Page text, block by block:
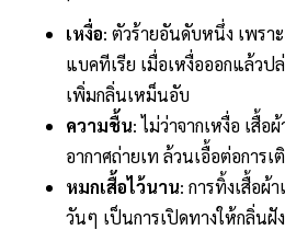
เหงื่อ: ตัวร้ายอันดับหนึ่ง เพรา
แบคทีเรีย เมื่อเหงื่อออกแล้วป
เพิ่มกลิ่นเหม็นอับ
ความชื้น: ไม่ว่าจากเหงื่อ เสื้
อากาศถ่ายเท ล้วนเอื้อต่อการ
หมกเสื้อไว้นาน: การทิ้งเสื้อผ้
วันๆ เป็นการเปิดทางให้กลิ่นฝั